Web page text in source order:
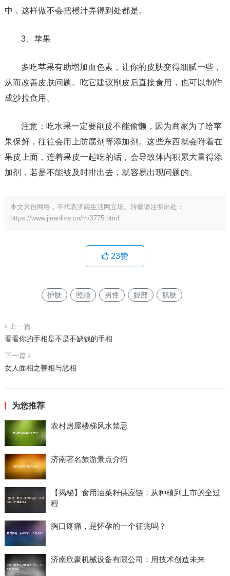
中，这样做不会把橙汁弄得到处都是。
3、苹果
多吃苹果有助增加血色素，让你的皮肤变得细腻一些，
从而改善皮肤问题。吃它建议削皮后直接食用，也可以制作
成沙拉食用。
注意：吃水果一定要削皮不能偷懒，因为商家为了给苹
果保鲜，往往会用上防腐剂等添加剂。这些东西就会附着在
果皮上面，连着果皮一起吃的话，会导致体内积累大量得添
加剂，若是不能被及时排出去，就容易出现问题的。
本文来自网络，不代表济南生活网立场。转载请注明出处：
https://www.jinanlive.cn/m/3775.html
23赞
护肤 照顾 男性 眼部 肌肤
上一篇
看看你的手相是不是不缺钱的手相
下一篇
女人面相之善相与恶相
为您推荐
农村房屋楼梯风水禁忌
济南著名旅游景点介绍
【揭秘】食用油菜籽供应链：从种植到上市的全过
程
胸口疼痛，是怀孕的一个征兆吗？
济南欣豪机械设备有限公司：用技术创造未来